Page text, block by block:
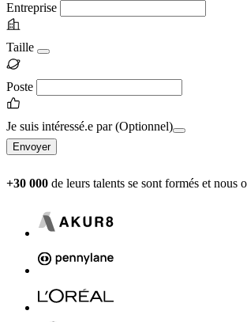
Entreprise
Taille
Poste
Je suis intéressé.e par(Optionnel)
Envoyer
+30 000 de leurs talents se sont formés et nous